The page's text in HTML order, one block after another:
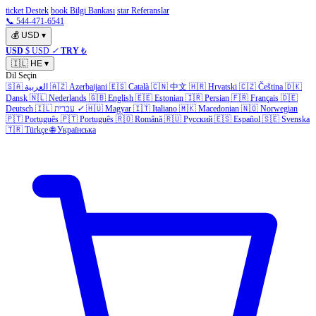
ticket Destek book Bilgi Bankası star Referanslar
📞 544-471-6541
💰 USD ▾
USD $ USD ✓ TRY ₺
🇮🇱 HE ▾
Dil Seçin
🇸🇦 العربية 🇦🇿 Azerbaijani 🇪🇸 Català 🇨🇳 中文 🇭🇷 Hrvatski 🇨🇿 Čeština 🇩🇰
Dansk 🇳🇱 Nederlands 🇬🇧 English 🇪🇪 Estonian 🇮🇷 Persian 🇫🇷 Français 🇩🇪
Deutsch 🇮🇱 עברית ✓ 🇭🇺 Magyar 🇮🇹 Italiano 🇲🇰 Macedonian 🇳🇴 Norwegian
🇵🇹 Português 🇵🇹 Português 🇷🇴 Română 🇷🇺 Русский 🇪🇸 Español 🇸🇪 Svenska
🇹🇷 Türkçe 🌐 Українська